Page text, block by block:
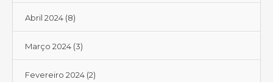
Abril 2024 (8)
Março 2024 (3)
Fevereiro 2024 (2)